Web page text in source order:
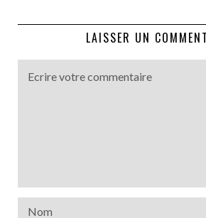
LAISSER UN